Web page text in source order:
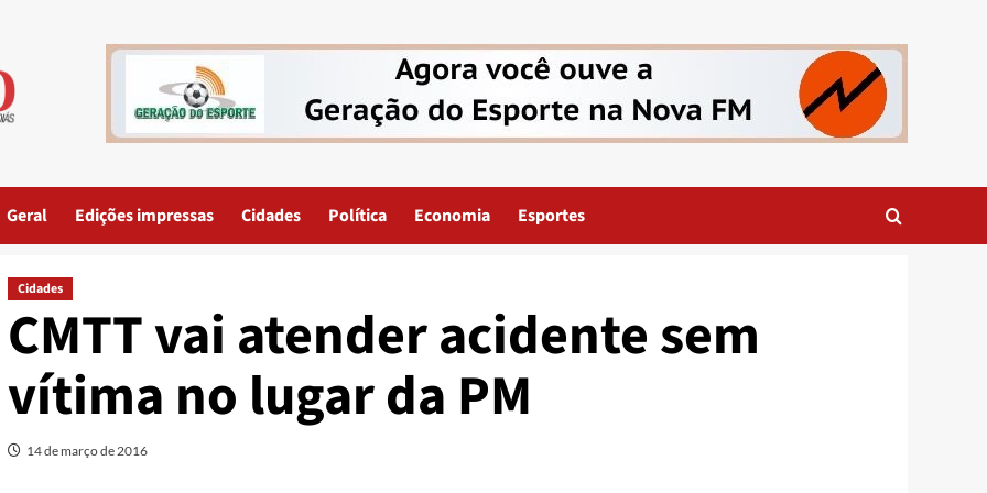
Geral Edições impressas Cidades Política Economia Esportes
Cidades
CMTT vai atender acidente sem
vítima no lugar da PM
14 de março de 2016